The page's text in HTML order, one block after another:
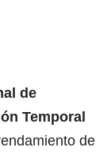
de
Temporal
de